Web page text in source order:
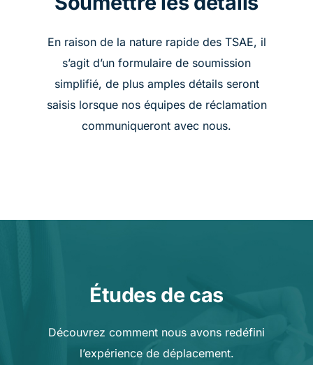
En raison de la nature rapide des TSAE, il
s’agit d’un formulaire de soumission
simplifié, de plus amples détails seront
saisis lorsque nos équipes de réclamation
communiqueront avec nous.
Études de cas
Découvrez comment nous avons redéfini
l’expérience de déplacement.